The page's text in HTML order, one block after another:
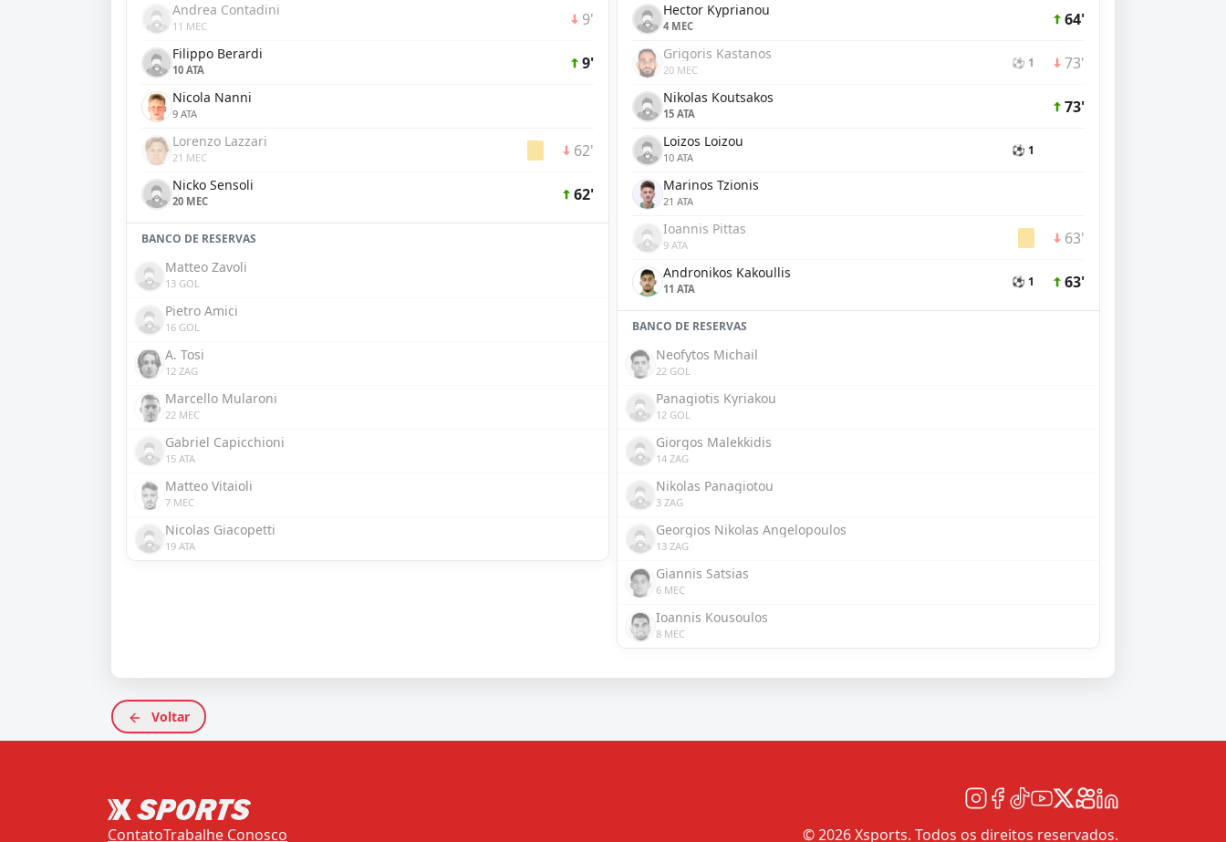
Andrea Contadini
11 MEC 9'
Filippo Berardi
10 ATA 9'
Nicola Nanni
9 ATA
Lorenzo Lazzari
21 MEC 62'
Nicko Sensoli
20 MEC 62'
BANCO DE RESERVAS
Matteo Zavoli
13 GOL
Pietro Amici
16 GOL
A. Tosi
12 ZAG
Marcello Mularoni
22 MEC
Gabriel Capicchioni
15 ATA
Matteo Vitaioli
7 MEC
Nicolas Giacopetti
19 ATA
Hector Kyprianou
4 MEC 64'
Grigoris Kastanos
20 MEC ⚽ 1 73'
Nikolas Koutsakos
15 ATA 73'
Loizos Loizou
10 ATA ⚽ 1
Marinos Tzionis
21 ATA
Ioannis Pittas
9 ATA 63'
Andronikos Kakoullis
11 ATA ⚽ 1 63'
BANCO DE RESERVAS
Neofytos Michail
22 GOL
Panagiotis Kyriakou
12 GOL
Giorgos Malekkidis
14 ZAG
Nikolas Panagiotou
3 ZAG
Georgios Nikolas Angelopoulos
13 ZAG
Giannis Satsias
6 MEC
Ioannis Kousoulos
8 MEC
Voltar
ContatoTrabalhe Conosco © 2026 Xsports. Todos os direitos reservados.